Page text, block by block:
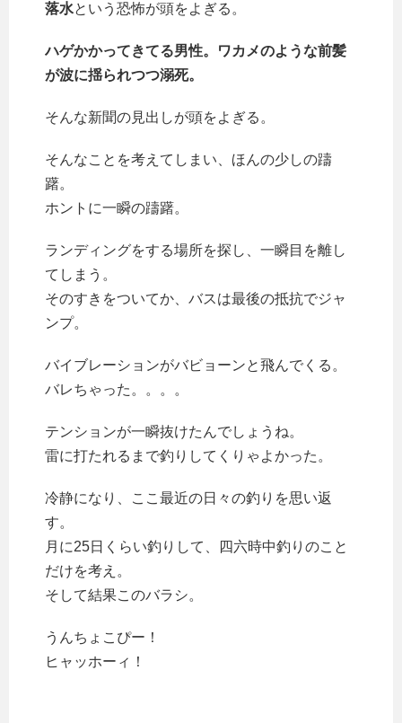
落水という恐怖が頭をよぎる。
ハゲかかってきてる男性。ワカメのような前髪
が波に揺られつつ溺死。
そんな新聞の見出しが頭をよぎる。
そんなことを考えてしまい、ほんの少しの躊
躇。
ホントに一瞬の躊躇。
ランディングをする場所を探し、一瞬目を離し
てしまう。
そのすきをついてか、バスは最後の抵抗でジャ
ンプ。
バイブレーションがバビョーンと飛んでくる。
バレちゃった。。。。
テンションが一瞬抜けたんでしょうね。
雷に打たれるまで釣りしてくりゃよかった。
冷静になり、ここ最近の日々の釣りを思い返
す。
月に25日くらい釣りして、四六時中釣りのこと
だけを考え。
そして結果このバラシ。
うんちょこぴー！
ヒャッホーィ！